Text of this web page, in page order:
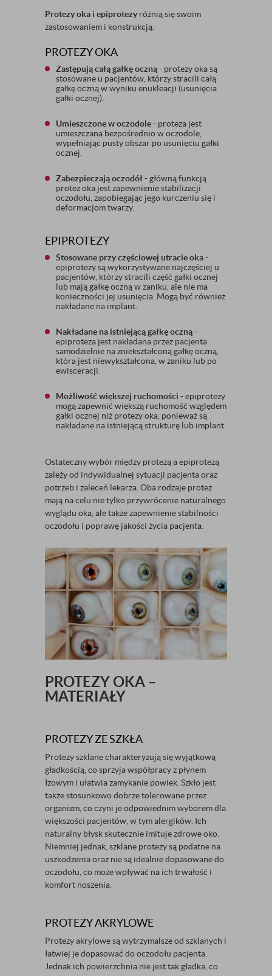
Protezy oka i epiprotezy różnią się swoim
zastosowaniem i konstrukcją.
PROTEZY OKA
Zastępują całą gałkę oczną- protezy oka są
stosowane u pacjentów, którzy stracili całą
gałkę oczną w wyniku enukleacji (usunięcia
gałki ocznej).
Umieszczone w oczodole- proteza jest
umieszczana bezpośrednio w oczodole,
wypełniając pusty obszar po usunięciu gałki
ocznej.
Zabezpieczają oczodół- główną funkcją
protez oka jest zapewnienie stabilizacji
oczodołu, zapobiegając jego kurczeniu się i
deformacjom twarzy.
EPIPROTEZY
Stosowane przy częściowej utracie oka-
epiprotezy są wykorzystywane najczęściej u
pacjentów, którzy stracili część gałki ocznej
lub mają gałkę oczną w zaniku, ale nie ma
konieczności jej usunięcia. Mogą być również
nakładane na implant.
Nakładane na istniejącą gałkę oczną-
epiproteza jest nakładana przez pacjenta
samodzielnie na zniekształconą gałkę oczną,
która jest niewykształcona, w zaniku lub po
ewisceracji.
Możliwość większej ruchomości - epiprotezy
mogą zapewnić większą ruchomość względem
gałki ocznej niż protezy oka, ponieważ są
nakładane na istniejącą strukturę lub implant.
Ostateczny wybór między protezą a epiprotezą
zależy od indywidualnej sytuacji pacjenta oraz
potrzeb i zaleceń lekarza. Oba rodzaje protez
mają na celu nie tylko przywrócenie naturalnego
wyglądu oka, ale także zapewnienie stabilności
oczodołu i poprawę jakości życia pacjenta.
PROTEZY OKA –
MATERIAŁY
PROTEZY ZE SZKŁA
Protezy szklane charakteryzują się wyjątkową
gładkością, co sprzyja współpracy z płynem
łzowym i ułatwia zamykanie powiek. Szkło jest
także stosunkowo dobrze tolerowane przez
organizm, co czyni je odpowiednim wyborem dla
większości pacjentów, w tym alergików. Ich
naturalny błysk skutecznie imituje zdrowe oko.
Niemniej jednak, szklane protezy są podatne na
uszkodzenia oraz nie są idealnie dopasowane do
oczodołu, co może wpływać na ich trwałość i
komfort noszenia.
PROTEZY AKRYLOWE
Protezy akrylowe są wytrzymalsze od szklanych i
łatwiej je dopasować do oczodołu pacjenta.
Jednak ich powierzchnia nie jest tak gładka, co